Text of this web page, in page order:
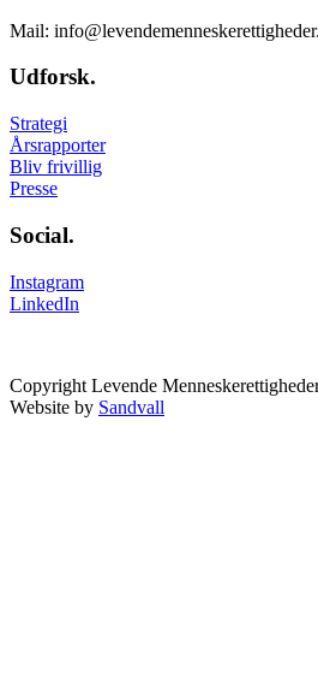
Mail:
Udforsk.
Strategi
Årsrapporter
Bliv frivillig
Presse
Social.
Instagram
LinkedIn
Copyright Levende
Website by Sandvall